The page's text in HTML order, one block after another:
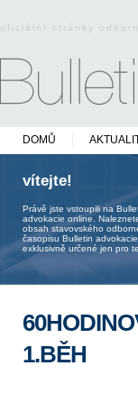
oficiální stránky
DOMŮ
vítejte!
Právě jste vstoupili na
advokacie online.
obsah stavovského
časopisu Bulletin
exklusivně určené jen pro
1.BĚH